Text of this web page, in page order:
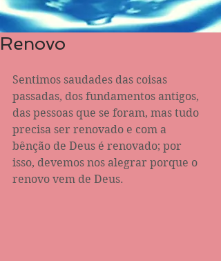
Renovo
Sentimos saudades das coisas
passadas, dos fundamentos antigos,
das pessoas que se foram, mas tudo
precisa ser renovado e com a
bênção de Deus é renovado; por
isso, devemos nos alegrar porque o
renovo vem de Deus.